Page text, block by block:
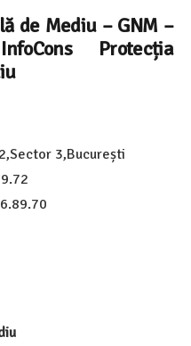
de Mediu – GNM –
Protecția
3,București